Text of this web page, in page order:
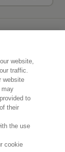
について
ーション
website,
traffic.
website
may
to
their
the use
cookie